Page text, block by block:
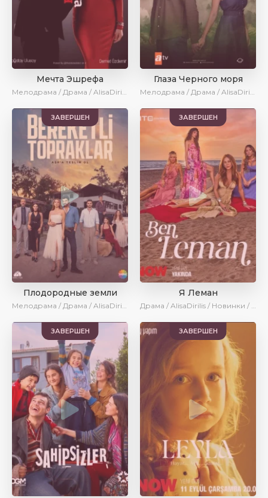
Мечта Эшрефа
Мелодрама / Драма / AlisaDirilis / Новинки / Сериалы 2025
Глаза Черного моря
Мелодрама / Драма / AlisaDirilis / Новинки / Сериалы 2025
ЗАВЕРШЕН
Плодородные земли
Мелодрама / Драма / AlisaDirilis / Новинки / Сериалы 2025
ЗАВЕРШЕН
Я Леман
Драма / AlisaDirilis / Новинки / Сериалы 2025
ЗАВЕРШЕН ЗАВЕРШЕН